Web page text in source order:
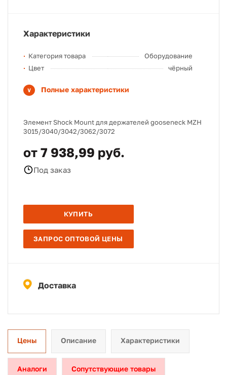
Характеристики
Категория товара
Оборудование
Цвет
чёрный
Полные характеристики
Элемент Shock Mount для держателей gooseneck MZH
3015/3040/3042/3062/3072
от 7 938,99 руб.
Под заказ
КУПИТЬ
ЗАПРОС ОПТОВОЙ ЦЕНЫ
Доставка
Цены Описание Характеристики
Аналоги Сопутствующие товары